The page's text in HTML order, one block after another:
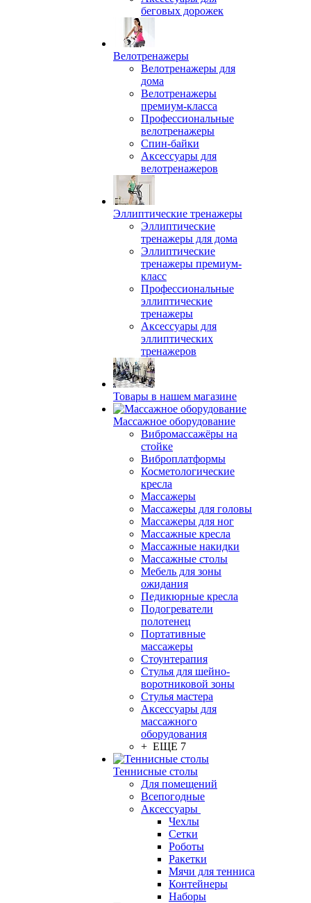
беговых дорожек
Велотренажеры
Велотренажеры для
дома
Велотренажеры
премиум-класса
Профессиональные
велотренажеры
Спин-байки
Аксессуары для
велотренажеров
Эллиптические тренажеры
Эллиптические
тренажеры для дома
Эллиптические
тренажеры премиум-
класс
Профессиональные
эллиптические
тренажеры
Аксессуары для
эллиптических
тренажеров
Товары в нашем магазине
Массажное оборудование
Вибромассажёры на
стойке
Виброплатформы
Косметологические
кресла
Массажеры
Массажеры для головы
Массажеры для ног
Массажные кресла
Массажные накидки
Массажные столы
Мебель для зоны
ожидания
Педикюрные кресла
Подогреватели
полотенец
Портативные
массажеры
Стоунтерапия
Стулья для шейно-
воротниковой зоны
Стулья мастера
Аксессуары для
массажного
оборудования
+ ЕЩЕ 7
Теннисные столы
Для помещений
Всепогодные
Аксессуары
Чехлы
Сетки
Роботы
Ракетки
Мячи для тенниса
Контейнеры
Наборы